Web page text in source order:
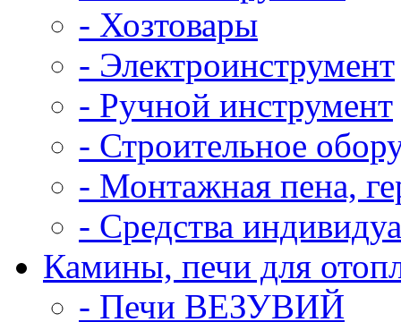
- Хозтовары
- Электроинструмент
- Ручной инструмент
- Строительное
- Монтажная пена,
- Средства
Камины, печи для
- Печи ВЕЗУВИЙ